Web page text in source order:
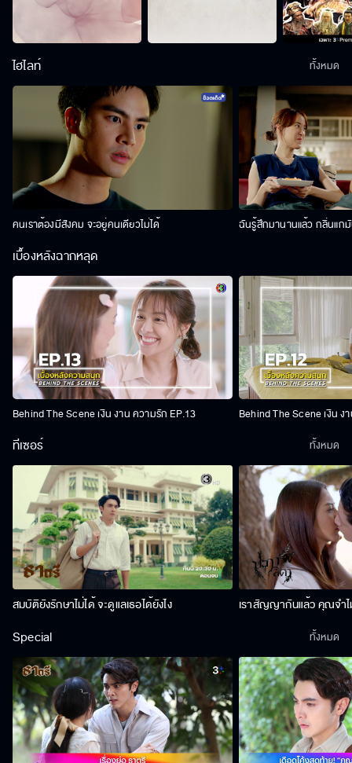
ไฮไลท์
คนเราต้องมีสังคม จะอยู่คนเดียวไม่ได้ ฉันรู้สึกมานานแล้ว กลิ่นแก
ทั้งหมด
เบื้องหลังฉากหลุด
Behind The Scene เงิน งาน ความรัก EP.13 Behind The Scene เงิน ง
ทีเซอร์
สมบัติยังรักษาไม่ได้ จะดูแลเธอได้ยังไง เราสัญญากันแล้ว คุณจำไ
ทั้งหมด
Special ทั้งหมด